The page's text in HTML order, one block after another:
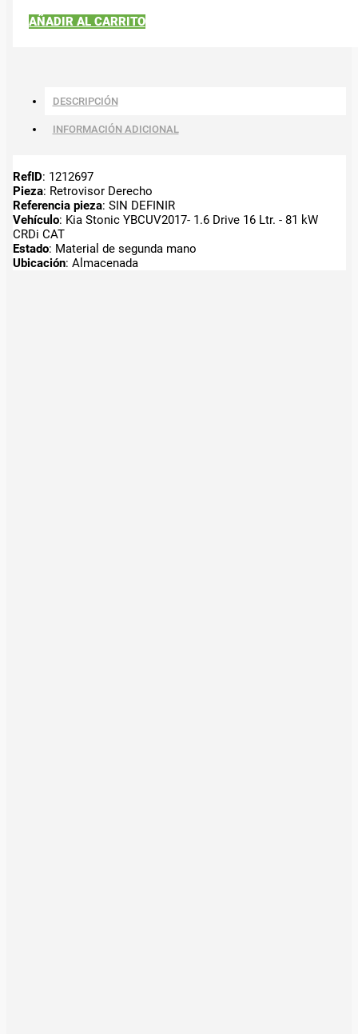
AÑADIR AL CARRITO
DESCRIPCIÓN
INFORMACIÓN ADICIONAL
RefID: 1212697
Pieza: Retrovisor Derecho
Referencia pieza: SIN DEFINIR
Vehículo: Kia Stonic YBCUV2017- 1.6 Drive 16 Ltr. - 81 kW
CRDi CAT
Estado: Material de segunda mano
Ubicación: Almacenada